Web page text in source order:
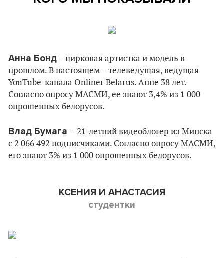
Анна Бонд – цирковая артистка и модель в
прошлом. В настоящем – телеведущая, ведущая
YouTube-канала Onliner Belarus. Анне 38 лет.
Согласно опросу МАСМИ, ее знают 3,4% из 1 000
опрошенных белорусов.
Влад Бумага – 21-летний видеоблогер из Минска
с 2 066 492 подписчиками. Согласно опросу МАСМИ,
его знают 3% из 1 000 опрошенных белорусов.
КСЕНИЯ И АНАСТАСИЯ
студентки